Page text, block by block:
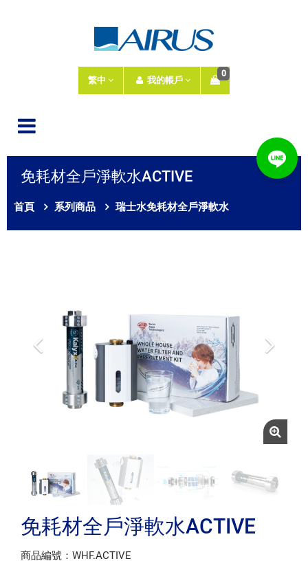
繁中 我的帳戶
0
免耗材全戶淨軟水ACTIVE
首頁 系列商品 瑞士水免耗材全戶淨軟水
免耗材全戶淨軟水ACTIVE
商品編號：WHF.ACTIVE